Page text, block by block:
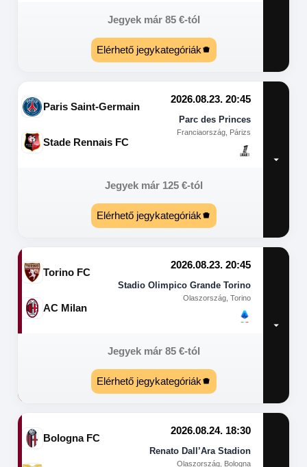
Jegyek már 85 €-tól
Elérhető jegykategóriák
Paris Saint-Germain
2026.08.23. 20:45
Parc des Princes
Franciaország, Párizs
Stade Rennais FC
Jegyek már 125 €-tól
Elérhető jegykategóriák
Torino FC
2026.08.23. 20:45
Stadio Olimpico Grande Torino
Olaszország, Torino
AC Milan
Jegyek már 85 €-tól
Elérhető jegykategóriák
Bologna FC
2026.08.24. 18:30
Renato Dall’Ara Stadion
Olaszország, Bologna